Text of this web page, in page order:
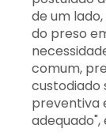
de um
do preso
comum,
custodiado
preventiva
adequado",